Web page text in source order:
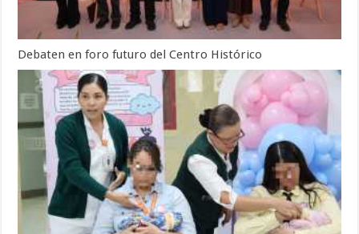
Debaten en foro futuro del Centro Histórico